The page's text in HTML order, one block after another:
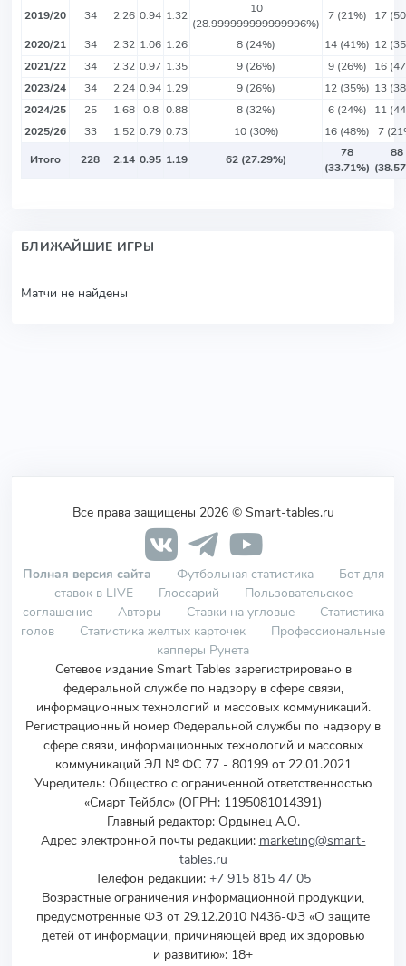
2019/20
34 2.26 0.94 1.32
10
(28.999999999999996%)
7 (21%)
17
2020/21
34 2.32 1.06 1.26 8 (24%) 14 (41%) 12
2021/22
34 2.32 0.97 1.35 9 (26%) 9 (26%)
16
2023/24
34 2.24 0.94 1.29 9 (26%) 12 (35%) 13
2024/25
25 1.68 0.8 0.88 8 (32%) 6 (24%)
11
2025/26
33 1.52 0.79 0.73 10 (30%) 16 (48%)
7
Итого
228 2.14 0.95 1.19 62 (27.29%)
78
(33.71%)
88
БЛИЖАЙШИЕ ИГРЫ
Матчи не найдены
Все права защищены 2026 © Smart-tables.ru
Полная версия сайта Футбольная статистика
Бот для
ставок в LIVE
Глоссарий
Пользовательское
соглашение
Авторы Ставки на угловые
Статистика
голов
Статистика желтых карточек
Профессиональные
капперы Рунета
Сетевое издание Smart Tables зарегистрировано в
федеральной службе по надзору в сфере связи,
информационных технологий и массовых коммуникаций.
Регистрационный номер Федеральной службы по надзору в
сфере связи, информационных технологий и массовых
коммуникаций ЭЛ № ФС 77 - 80199 от 22.01.2021
Учредитель: Общество с ограниченной ответственностью
«Смарт Тейблс» (ОГРН: 1195081014391)
Главный редактор: Ордынец А.О.
Адрес электронной почты редакции: marketing@smart-
tables.ru
Телефон редакции: +7 915 815 47 05
Возрастные ограничения информационной продукции,
предусмотренные ФЗ от 29.12.2010 N436-ФЗ «О защите
детей от информации, причиняющей вред их здоровью
и развитию»: 18+